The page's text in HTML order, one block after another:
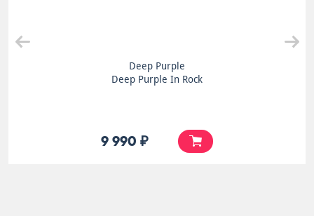
Deep Purple
Deep Purple In Rock
9 990 ₽